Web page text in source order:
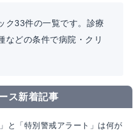
ク33件の一覧です。診療
などの条件で病院・クリ
ス新着記事
と「特別警戒アラート」は何が